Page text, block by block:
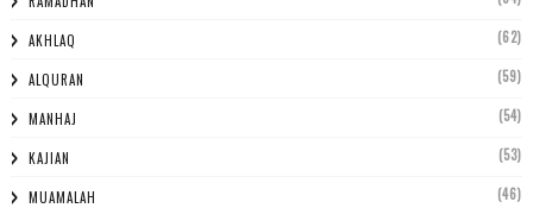
AKHLAQ (62)
ALQURAN (59)
MANHAJ (54)
KAJIAN (53)
MUAMALAH (46)